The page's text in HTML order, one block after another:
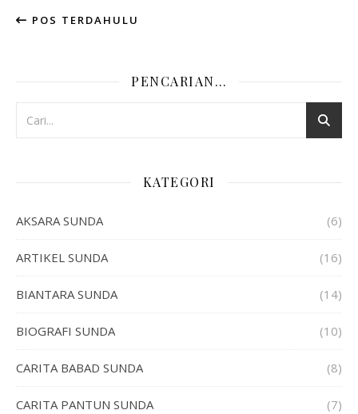
POS TERDAHULU
PENCARIAN…
KATEGORI
AKSARA SUNDA (6)
ARTIKEL SUNDA (16)
BIANTARA SUNDA (14)
BIOGRAFI SUNDA (10)
CARITA BABAD SUNDA (8)
CARITA PANTUN SUNDA (7)